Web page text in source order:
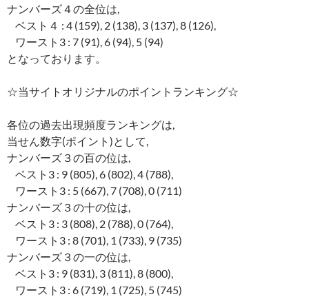
ナンバーズ４の全位は,
ベスト４ : 4 (159), 2 (138), 3 (137), 8 (126),
ワースト3 : 7 (91), 6 (94), 5 (94)
となっております。
☆当サイトオリジナルのポイントランキング☆
各位の過去出現頻度ランキングは,
当せん数字(ポイント)として,
ナンバーズ３の百の位は,
ベスト3 : 9 (805), 6 (802), 4 (788),
ワースト3 : 5 (667), 7 (708), 0 (711)
ナンバーズ３の十の位は,
ベスト3 : 3 (808), 2 (788), 0 (764),
ワースト3 : 8 (701), 1 (733), 9 (735)
ナンバーズ３の一の位は,
ベスト3 : 9 (831), 3 (811), 8 (800),
ワースト3 : 6 (719), 1 (725), 5 (745)